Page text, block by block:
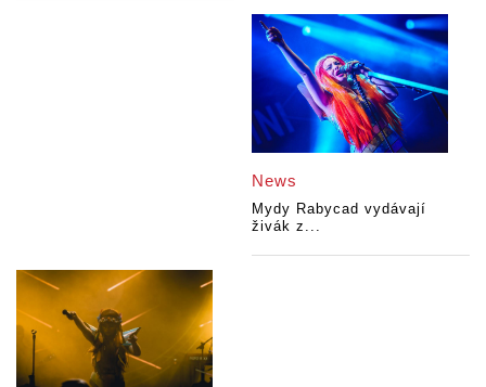
News
Mydy Rabycad vydávají
živák z...